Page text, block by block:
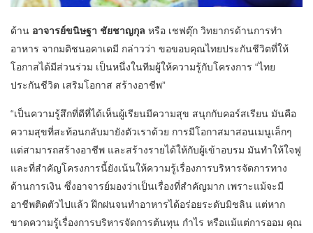
ด้าน อาจารย์ขนิษฐา ชัยชาญกุล หรือ เชฟตุ๊ก วิทยากรด้านการทำ
อาหาร จากมติชนอคาเดมี กล่าวว่า ขอขอบคุณไทยประกันชีวิตที่ให้
โอกาสได้มีส่วนร่วม เป็นหนึ่งในทีมผู้ให้ความรู้กับโครงการ “ไทย
ประกันชีวิต เสริมโอกาส สร้างอาชีพ”
“เป็นความรู้สึกที่ดีที่ได้เห็นผู้เรียนมีความสุข สนุกกับคอร์สเรียน มันคือ
ความสุขที่สะท้อนกลับมายังตัวเราด้วย การมีโอกาสมาสอนเมนูเล็กๆ
แต่สามารถสร้างอาชีพ และสร้างรายได้ให้กับผู้เข้าอบรม มันทำให้ใจฟู
และที่สำคัญโครงการนี้ยังเน้นให้ความรู้เรื่องการบริหารจัดการทาง
ด้านการเงิน ซึ่งอาจารย์มองว่าเป็นเรื่องที่สำคัญมาก เพราะแม้จะมี
อาชีพติดตัวไปแล้ว ฝึกฝนจนทำอาหารได้อร่อยระดับมิชลิน แต่หาก
ขาดความรู้เรื่องการบริหารจัดการต้นทุน กำไร หรือแม้แต่การออม คุณ